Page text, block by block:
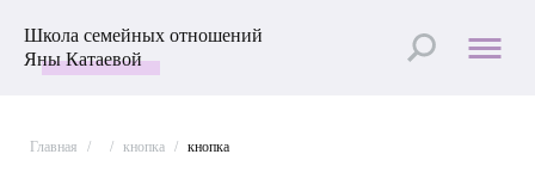
Школа семейных отношений
Яны Катаевой
Главная / / кнопка / кнопка